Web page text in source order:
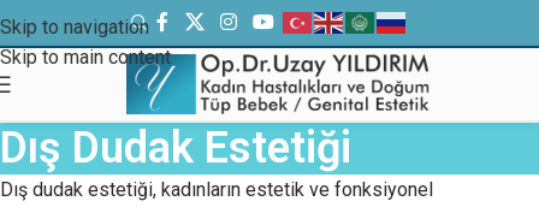
Skip to navigation
Skip to main content
Dış Dudak Estetiği
Dış dudak estetiği, kadınların estetik ve fonksiyonel